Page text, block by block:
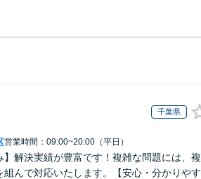
千葉県
営業時間：09:00~20:00（平日）
】解決実績が豊富です！複雑な問題には、複
んで対応いたします。【安心・分かりやす